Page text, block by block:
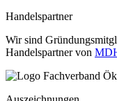
Handelspartner
Wir sind
Handelspartner von